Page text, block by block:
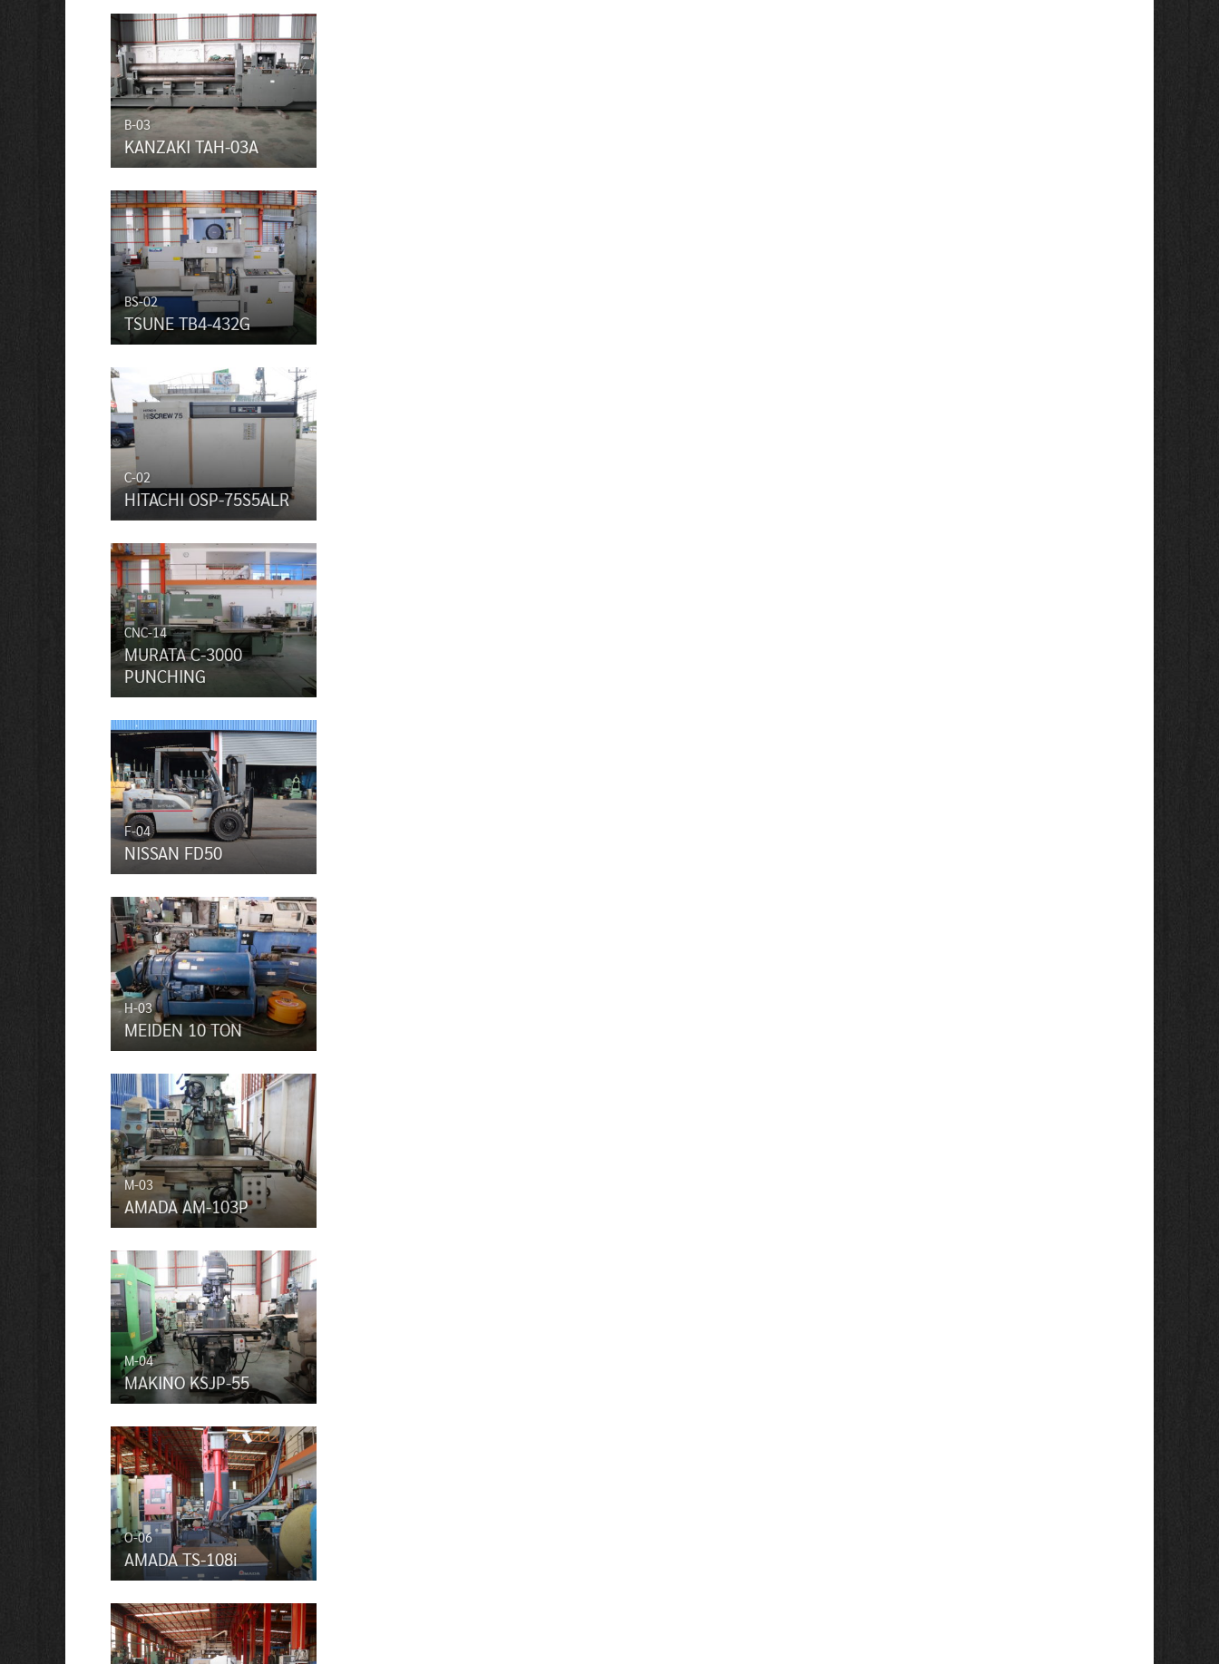
B-03
KANZAKI TAH-03A
BS-02
TSUNE TB4-432G
C-02
HITACHI OSP-75S5ALR
CNC-14
MURATA C-3000
PUNCHING
F-04
NISSAN FD50
H-03
MEIDEN 10 TON
M-03
AMADA AM-103P
M-04
MAKINO KSJP-55
O-06
AMADA TS-108i